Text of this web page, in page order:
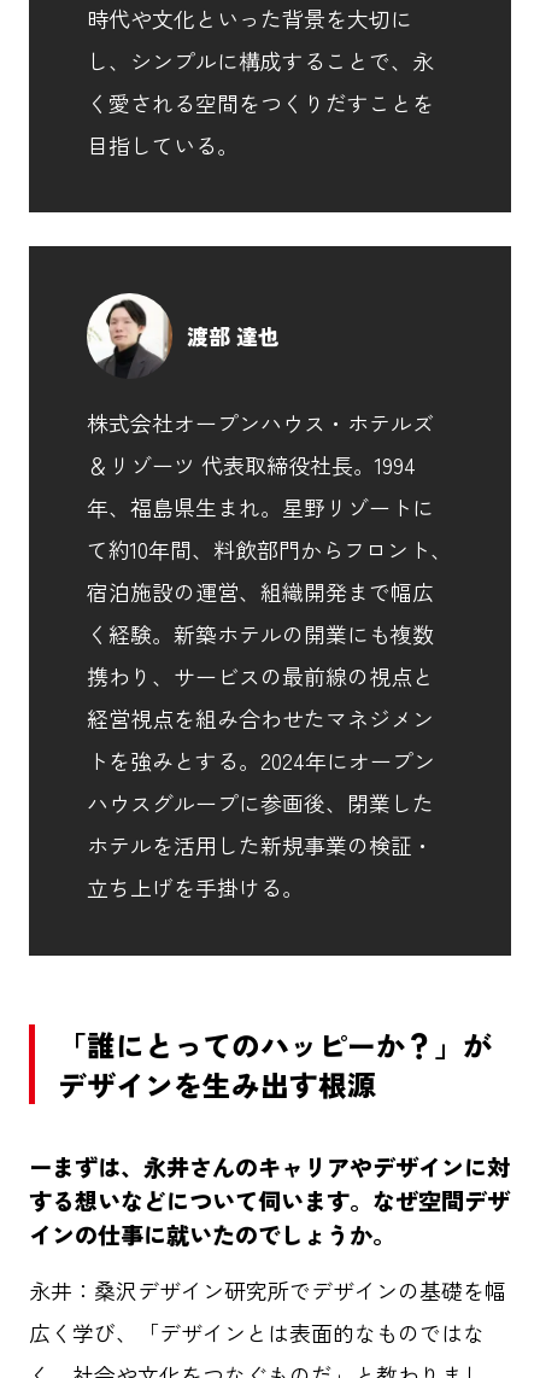
時代や文化といった背景を大切に
し、シンプルに構成することで、永
く愛される空間をつくりだすことを
目指している。
渡部 達也
株式会社オープンハウス・ホテルズ
＆リゾーツ 代表取締役社長。1994
年、福島県生まれ。星野リゾートに
て約10年間、料飲部門からフロント、
宿泊施設の運営、組織開発まで幅広
く経験。新築ホテルの開業にも複数
携わり、サービスの最前線の視点と
経営視点を組み合わせたマネジメン
トを強みとする。2024年にオープン
ハウスグループに参画後、閉業した
ホテルを活用した新規事業の検証・
立ち上げを手掛ける。
「誰にとってのハッピーか？」が
デザインを生み出す根源
ーまずは、永井さんのキャリアやデザインに対
する想いなどについて伺います。なぜ空間デザ
インの仕事に就いたのでしょうか。
永井： 桑沢デザイン研究所でデザインの基礎を幅
広く学び、「デザインとは表面的なものではな